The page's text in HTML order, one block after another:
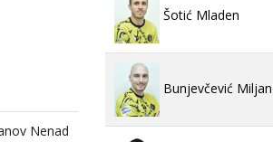
Nenad
Šotić Mladen
Bunjevčević Miljan